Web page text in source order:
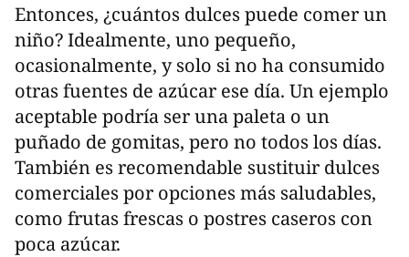
Entonces, ¿cuántos dulces puede comer un
niño? Idealmente, uno pequeño,
ocasionalmente, y solo si no ha consumido
otras fuentes de azúcar ese día. Un ejemplo
aceptable podría ser una paleta o un
puñado de gomitas, pero no todos los días.
También es recomendable sustituir dulces
comerciales por opciones más saludables,
como frutas frescas o postres caseros con
poca azúcar.